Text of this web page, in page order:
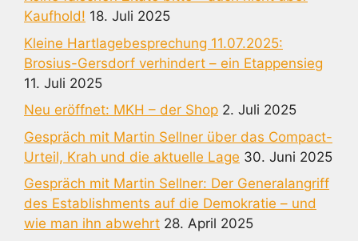
Kaufhold! 18. Juli 2025
Kleine Hartlagebesprechung 11.07.2025:
Brosius-Gersdorf verhindert – ein Etappensieg
11. Juli 2025
Neu eröffnet: MKH – der Shop 2. Juli 2025
Gespräch mit Martin Sellner über das Compact-
Urteil, Krah und die aktuelle Lage 30. Juni 2025
Gespräch mit Martin Sellner: Der Generalangriff
des Establishments auf die Demokratie – und
wie man ihn abwehrt 28. April 2025